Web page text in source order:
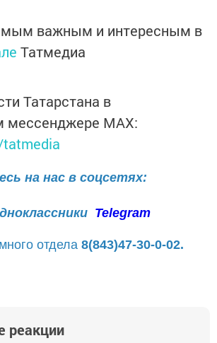
важным и интересным в
Татмедиа
Татарстана в
мессенджере MАХ:
на нас в соцсетях:
Telegram
отдела 8(843)47-30-0-02.
реакции